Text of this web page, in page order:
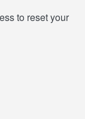
to reset your